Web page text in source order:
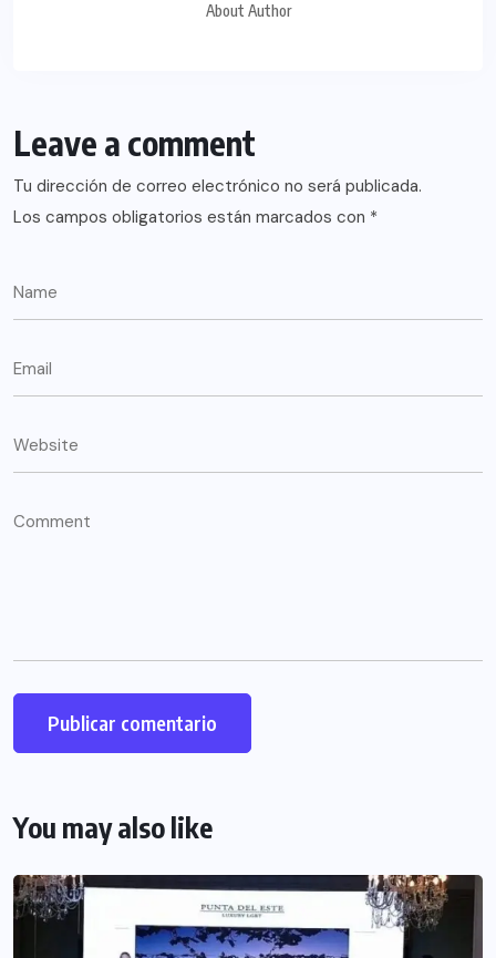
About Author
Leave a comment
Tu dirección de correo electrónico no será publicada.
Los campos obligatorios están marcados con *
You may also like